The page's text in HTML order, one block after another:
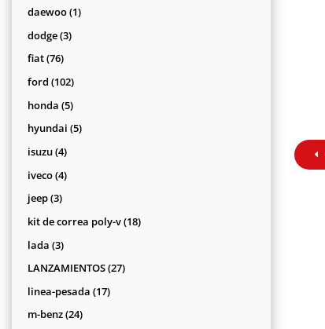
productos
daewoo 11
dodge 33
fiat 7676
productos
ford 102102
productos
honda 55
productos
hyundai 55
isuzu 44
productos
iveco 44
jeep 33
productos
kit de correa poly-v 1818
lada 33
productos
LANZAMIENTOS 2727
linea-pesada 1717
m-benz 2424